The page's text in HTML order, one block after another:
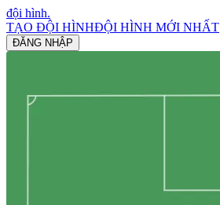
đội hình.
TẠO ĐỘI HÌNHĐỘI HÌNH MỚI NHẤT
ĐĂNG NHẬP